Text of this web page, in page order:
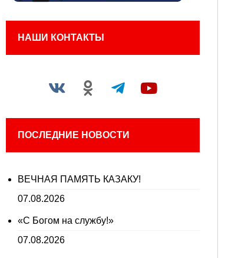
НАШИ КОНТАКТЫ
ПОСЛЕДНИЕ НОВОСТИ
ВЕЧНАЯ ПАМЯТЬ КАЗАКУ!
07.08.2026
«С Богом на службу!»
07.08.2026